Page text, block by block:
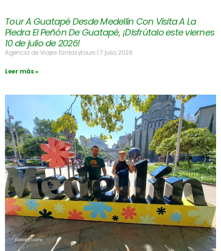
Tour A Guatapé Desde Medellín Con Visita A La
Piedra El Peñón De Guatapé, ¡Disfrútalo este viernes
10 de julio de 2026!
Agencia de Viajes fantasytours 7 julio, 2026
Leer más »